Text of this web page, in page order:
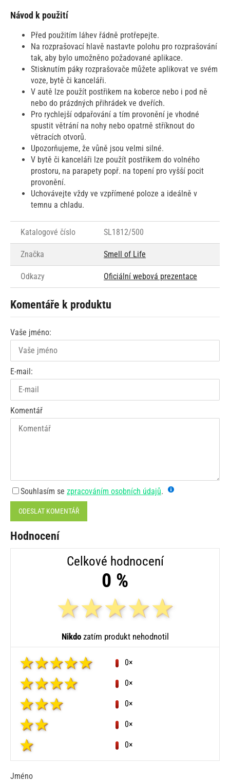
Návod k použití
Před použitím láhev řádně protřepejte.
Na rozprašovací hlavě nastavte polohu pro rozprašování
tak, aby bylo umožněno požadované aplikace.
Stisknutím páky rozprašovače můžete aplikovat ve svém
voze, bytě či kanceláři.
V autě lze použít postřikem na koberce nebo i pod ně
nebo do prázdných přihrádek ve dveřích.
Pro rychlejší odpařování a tím provonění je vhodné
spustit větrání na nohy nebo opatrně stříknout do
větracích otvorů.
Upozorňujeme, že vůně jsou velmi silné.
V bytě či kanceláři lze použít postřikem do volného
prostoru, na parapety popř. na topení pro vyšší pocit
provonění.
Uchovávejte vždy ve vzpřímené poloze a ideálně v
temnu a chladu.
Katalogové číslo SL1812/500
Značka Smell of Life
Odkazy Oficiální webová prezentace
Komentáře k produktu
Vaše jméno:
E-mail:
Komentář
Souhlasím se zpracováním osobních údajů.
ODESLAT KOMENTÁŘ
Hodnocení
Celkové hodnocení
0 %
Nikdozatím produkt nehodnotil
0×
0×
0×
0×
0×
Jméno